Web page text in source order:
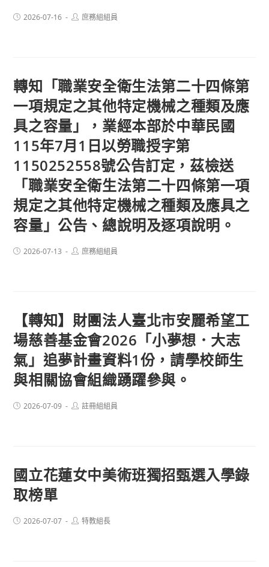
Post2026-07-16
Post庶務組組員
轉知「職業安全衛生法第二十四條第
一項規定之其他特定機械之種類及應
具之容量」，業經本部於中華民國
115年7月1日以勞職授字第
1150252558號公告訂定，茲檢送
「職業安全衛生法第二十四條第一項
規定之其他特定機械之種類及應具之
容量」公告、總說明及逐項說明。
Post2026-07-13
Post庶務組組員
【轉知】財團法人臺北市安麗希望工
場慈善基金會2026「小夢想．大志
氣」追夢計畫資料1份，請學校師生
與相關協會組織踴躍參與。
Post2026-07-09
Post註冊組組員
國立花蓮女中美術班獨招甄選入學錄
取榜單
Post2026-07-07
Post特教組長